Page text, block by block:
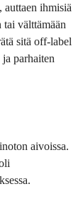
ihmisiä
tai välttämään
sitä off-label
parhaiten
aivoissa.